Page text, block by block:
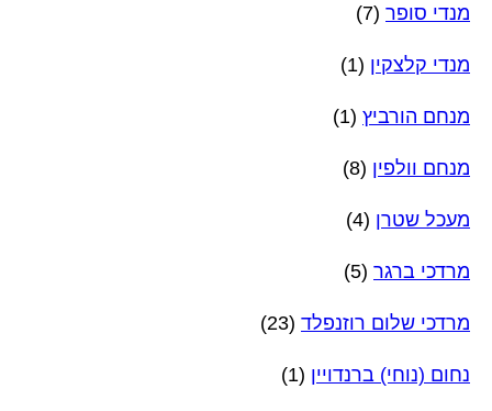
מנדי סופר (7)
מנדי קלצקין (1)
מנחם הורביץ (1)
מנחם וולפין (8)
מעכל שטרן (4)
מרדכי ברגר (5)
מרדכי שלום רוזנפלד (23)
נחום (נוחי) ברנדויין (1)